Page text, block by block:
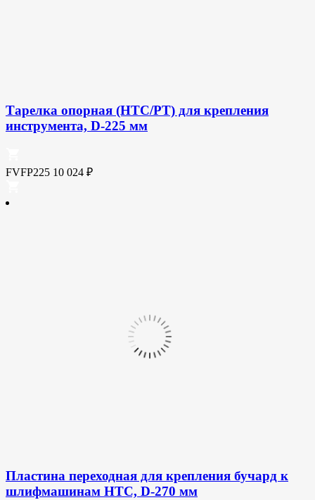
Тарелка опорная (HTC/PT) для крепления
инструмента, D-225 мм
FVFP225 10 024 ₽
Пластина переходная для крепления бучард к
шлифмашинам HTC, D-270 мм